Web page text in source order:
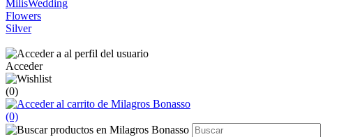
MilisWedding
Flowers
Silver
Acceder
(0)
(0)